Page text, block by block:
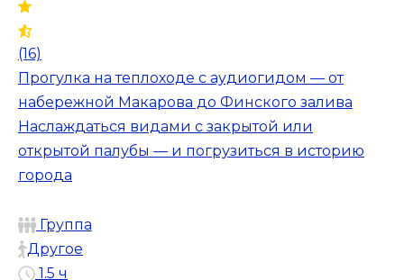
(16)
Прогулка на теплоходе с аудиогидом — от
набережной Макарова до Финского залива
Наслаждаться видами с закрытой или
открытой палубы — и погрузиться в историю
города
Группа
Другое
1.5 ч